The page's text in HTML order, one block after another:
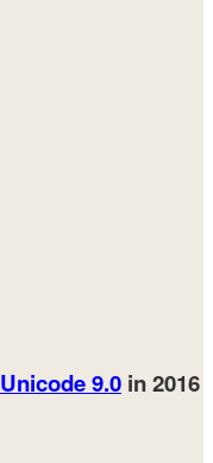
Unicode 9.0 in 2016